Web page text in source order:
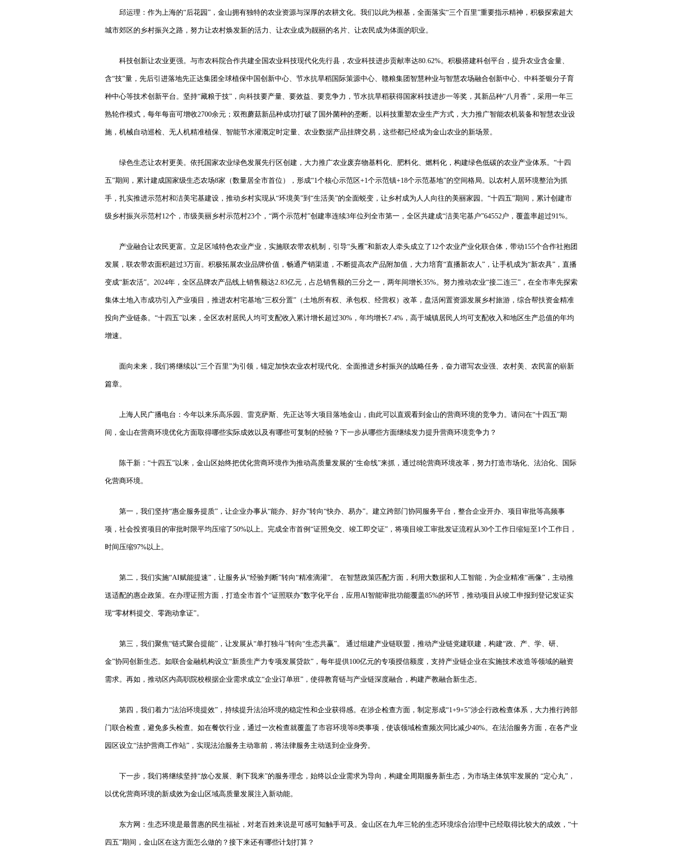
邱运理：作为上海的“后花园”，金山拥有独特的农业资源与深厚的农耕文化。我们以此为根基，全面落实“三个百里”重要指示精神，积极探索超大
城市郊区的乡村振兴之路，努力让农村焕发新的活力、让农业成为靓丽的名片、让农民成为体面的职业。
科技创新让农业更强。与市农科院合作共建全国农业科技现代化先行县，农业科技进步贡献率达80.62%。积极搭建科创平台，提升农业含金量、
含“技”量，先后引进落地先正达集团全球植保中国创新中心、节水抗旱稻国际策源中心、赣粮集团智慧种业与智慧农场融合创新中心、中科荃银分子育
种中心等技术创新平台。坚持“藏粮于技”，向科技要产量、要效益、要竞争力，节水抗旱稻获得国家科技进步一等奖，其新品种“八月香”，采用一年三
熟轮作模式，每年每亩可增收2700余元；双孢蘑菇新品种成功打破了国外菌种的垄断。以科技重塑农业生产方式，大力推广智能农机装备和智慧农业设
施，机械自动巡检、无人机精准植保、智能节水灌溉定时定量、农业数据产品挂牌交易，这些都已经成为金山农业的新场景。
绿色生态让农村更美。依托国家农业绿色发展先行区创建，大力推广农业废弃物基料化、肥料化、燃料化，构建绿色低碳的农业产业体系。“十四
五”期间，累计建成国家级生态农场8家（数量居全市首位），形成“1个核心示范区+1个示范镇+18个示范基地”的空间格局。以农村人居环境整治为抓
手，扎实推进示范村和洁美宅基建设，推动乡村实现从“环境美”到“生活美”的全面蜕变，让乡村成为人人向往的美丽家园。“十四五”期间，累计创建市
级乡村振兴示范村12个，市级美丽乡村示范村23个，“两个示范村”创建率连续3年位列全市第一，全区共建成“洁美宅基户”64552户，覆盖率超过91%。
产业融合让农民更富。立足区域特色农业产业，实施联农带农机制，引导“头雁”和新农人牵头成立了12个农业产业化联合体，带动155个合作社抱团
发展，联农带农面积超过3万亩。积极拓展农业品牌价值，畅通产销渠道，不断提高农产品附加值，大力培育“直播新农人”，让手机成为“新农具”，直播
变成“新农活”。2024年，全区品牌农产品线上销售额达2.83亿元，占总销售额的三分之一，两年间增长35%。努力推动农业“接二连三”，在全市率先探索
集体土地入市成功引入产业项目，推进农村宅基地“三权分置”（土地所有权、承包权、经营权）改革，盘活闲置资源发展乡村旅游，综合帮扶资金精准
投向产业链条。“十四五”以来，全区农村居民人均可支配收入累计增长超过30%，年均增长7.4%，高于城镇居民人均可支配收入和地区生产总值的年均
增速。
面向未来，我们将继续以“三个百里”为引领，锚定加快农业农村现代化、全面推进乡村振兴的战略任务，奋力谱写农业强、农村美、农民富的崭新
篇章。
上海人民广播电台：今年以来乐高乐园、雷克萨斯、先正达等大项目落地金山，由此可以直观看到金山的营商环境的竞争力。请问在“十四五”期
间，金山在营商环境优化方面取得哪些实际成效以及有哪些可复制的经验？下一步从哪些方面继续发力提升营商环境竞争力？
陈干新：“十四五”以来，金山区始终把优化营商环境作为推动高质量发展的“生命线”来抓，通过8轮营商环境改革，努力打造市场化、法治化、国际
化营商环境。
第一，我们坚持“惠企服务提质”，让企业办事从“能办、好办”转向“快办、易办”。建立跨部门协同服务平台，整合企业开办、项目审批等高频事
项，社会投资项目的审批时限平均压缩了50%以上。完成全市首例“证照免交、竣工即交证”，将项目竣工审批发证流程从30个工作日缩短至1个工作日，
时间压缩97%以上。
第二，我们实施“AI赋能提速”，让服务从“经验判断”转向“精准滴灌”。 在智慧政策匹配方面，利用大数据和人工智能，为企业精准“画像”，主动推
送适配的惠企政策。在办理证照方面，打造全市首个“证照联办”数字化平台，应用AI智能审批功能覆盖85%的环节，推动项目从竣工申报到登记发证实
现“零材料提交、零跑动拿证”。
第三，我们聚焦“链式聚合提能”，让发展从“单打独斗”转向“生态共赢”。 通过组建产业链联盟，推动产业链党建联建，构建“政、产、学、研、
金”协同创新生态。如联合金融机构设立“新质生产力专项发展贷款”，每年提供100亿元的专项授信额度，支持产业链企业在实施技术改造等领域的融资
需求。再如，推动区内高职院校根据企业需求成立“企业订单班”，使得教育链与产业链深度融合，构建产教融合新生态。
第四，我们着力“法治环境提效”，持续提升法治环境的稳定性和企业获得感。在涉企检查方面，制定形成“1+9+5”涉企行政检查体系，大力推行跨部
门联合检查，避免多头检查。如在餐饮行业，通过一次检查就覆盖了市容环境等8类事项，使该领域检查频次同比减少40%。在法治服务方面，在各产业
园区设立“法护营商工作站”，实现法治服务主动靠前，将法律服务主动送到企业身旁。
下一步，我们将继续坚持“放心发展、剩下我来”的服务理念，始终以企业需求为导向，构建全周期服务新生态，为市场主体筑牢发展的 “定心丸”，
以优化营商环境的新成效为金山区域高质量发展注入新动能。
东方网：生态环境是最普惠的民生福祉，对老百姓来说是可感可知触手可及。金山区在九年三轮的生态环境综合治理中已经取得比较大的成效，“十
四五”期间，金山区在这方面怎么做的？接下来还有哪些计划打算？